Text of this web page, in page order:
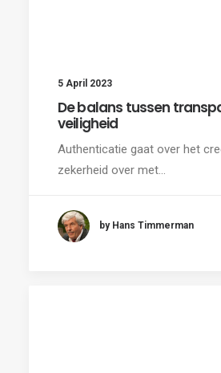
5 April 2023
De balans tussen
veiligheid
Authenticatie gaat over het
zekerheid over met…
by Hans Timmerman